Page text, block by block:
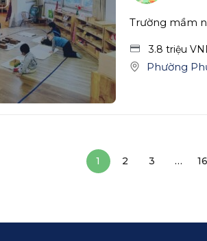
Trường mầm
3.8 triệu
Phường
1 2 3 …